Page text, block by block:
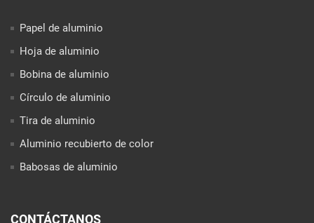
Papel de aluminio
Hoja de aluminio
Bobina de aluminio
Círculo de aluminio
Tira de aluminio
Aluminio recubierto de color
Babosas de aluminio
CONTÁCTANOS